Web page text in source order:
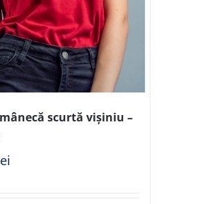
scurtă vișiniu –